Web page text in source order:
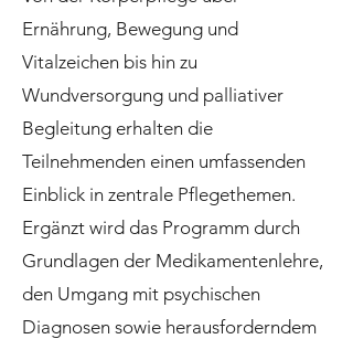
Ernährung, Bewegung und
Vitalzeichen bis hin zu
Wundversorgung und palliativer
Begleitung erhalten die
Teilnehmenden einen umfassenden
Einblick in zentrale Pflegethemen.
Ergänzt wird das Programm durch
Grundlagen der Medikamentenlehre,
den Umgang mit psychischen
Diagnosen sowie herausforderndem